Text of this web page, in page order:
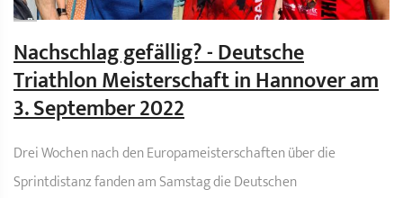
Nachschlag gefällig? - Deutsche
Triathlon Meisterschaft in Hannover am
3. September 2022
Drei Wochen nach den Europameisterschaften über die
Sprintdistanz fanden am Samstag die Deutschen